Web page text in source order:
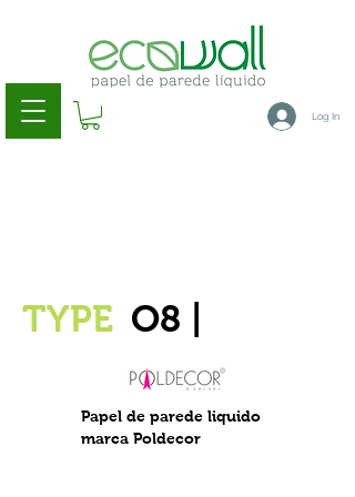
Log In
TYPE O8 |
Papel de parede liquido
marca Poldecor